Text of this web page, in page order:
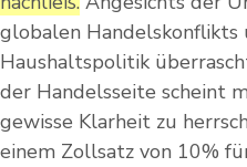
globalen Handelskonflikts
Haushaltspolitik
der Handelsseite scheint
gewisse Klarheit zu
einem Zollsatz von 10%